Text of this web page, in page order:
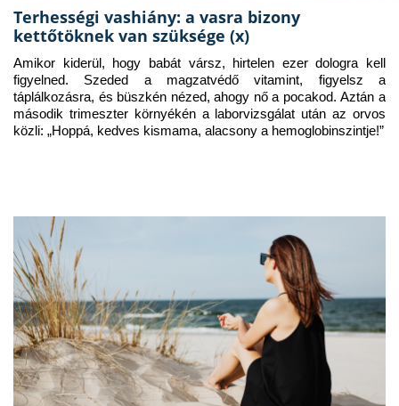
Terhességi vashiány: a vasra bizony
kettőtöknek van szüksége (x)
Amikor kiderül, hogy babát vársz, hirtelen ezer dologra kell
figyelned. Szeded a magzatvédő vitamint, figyelsz a
táplálkozásra, és büszkén nézed, ahogy nő a pocakod. Aztán a
második trimeszter környékén a laborvizsgálat után az orvos
közli: „Hoppá, kedves kismama, alacsony a hemoglobinszintje!”